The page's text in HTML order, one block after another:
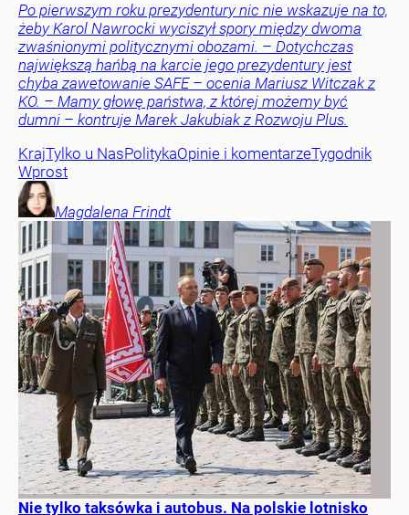
Po pierwszym roku prezydentury nic nie wskazuje na to,
żeby Karol Nawrocki wyciszył spory między dwoma
zwaśnionymi politycznymi obozami. – Dotychczas
największą hańbą na karcie jego prezydentury jest
chyba zawetowanie SAFE – ocenia Mariusz Witczak z
KO. – Mamy głowę państwa, z której możemy być
dumni – kontruje Marek Jakubiak z Rozwoju Plus.
KrajTylko u NasPolitykaOpinie i komentarzeTygodnik
Wprost
Magdalena Frindt
Nie tylko taksówka i autobus. Na polskie lotnisko